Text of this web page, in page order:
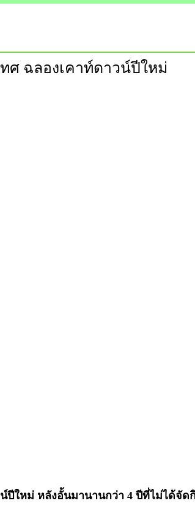
ศ ฉลองเคาท์ดาวน์ปีใหม่
ปีใหม่ หลังอั้นมานานกว่า 4 ปีที่ไม่ได้